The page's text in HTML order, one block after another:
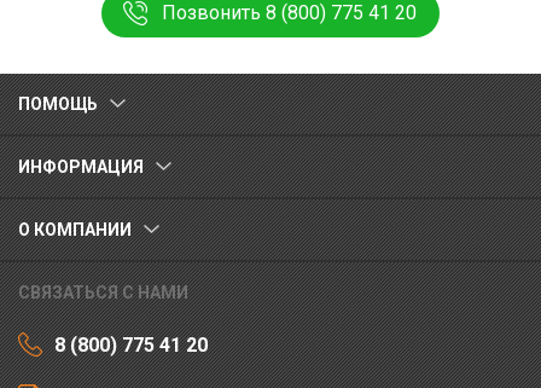
Позвонить 8 (800) 775 41 20
ПОМОЩЬ
ИНФОРМАЦИЯ
О КОМПАНИИ
СВЯЗАТЬСЯ С НАМИ
8 (800) 775 41 20